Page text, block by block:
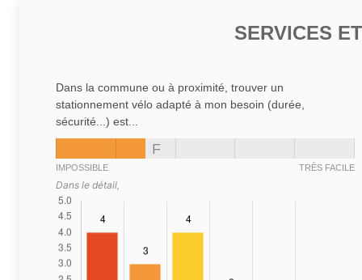
SERVICES
Dans la commune ou à proximité, trouver un
stationnement vélo adapté à mon besoin (durée,
sécurité...) est...
F
IMPOSSIBLE TRÈS FACILE
Dans le détail,